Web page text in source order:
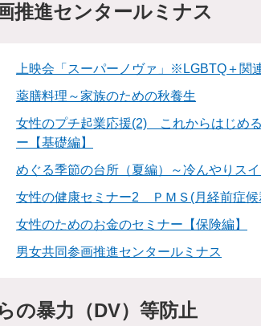
推進センタールミナス
上映会「スーパーノヴァ」※LGBTQ＋関
薬膳料理～家族のための秋養生
女性のプチ起業応援(2) これからはじめ
ー【基礎編】
めぐる季節の台所（夏編）～冷んやりス
女性の健康セミナー2 ＰＭＳ(月経前症
女性のためのお金のセミナー【保険編】
男女共同参画推進センタールミナス
の暴力（DV）等防止